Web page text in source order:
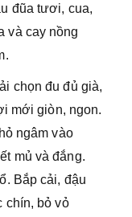
đũa tươi, cua,
và cay nồng
chọn đu đủ già,
mới giòn, ngon.
ngâm vào
mủ và đắng.
Bắp cải, đậu
chín, bỏ vỏ